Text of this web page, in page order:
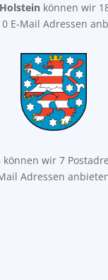
können wir
E-Mail Adressen
können wir 7
Adressen